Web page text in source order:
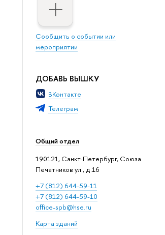
Сообщить о событии или
мероприятии
ДОБАВЬ ВЫШКУ
ВКонтакте
Телеграм
Общий отдел
190121, Санкт-Петербург, Союза
Печатников ул., д.16
+7 (812) 644-59-11
+7 (812) 644-59-10
office-spb@hse.ru
Карта зданий